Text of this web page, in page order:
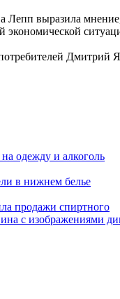
Лепп выразила
экономической
Дмитрий
одежду и алкоголь
в нижнем белье
продажи спиртного
с изображениями